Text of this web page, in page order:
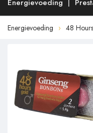
Energievoeding
Energievoeding 48